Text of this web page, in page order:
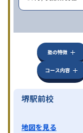
塾の特徴
コース内容
堺駅前校
地図を見る